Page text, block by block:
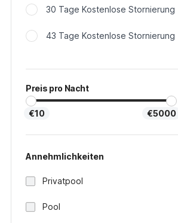
30 Tage Kostenlose Stornierung
43 Tage Kostenlose Stornierung
Preis pro Nacht
€10 €5000
Annehmlichkeiten
Privatpool
Pool